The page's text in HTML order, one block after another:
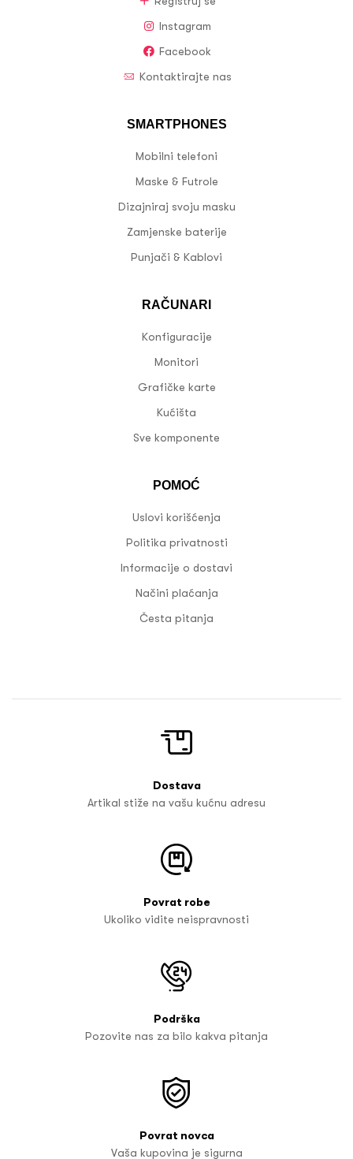
Instagram
Facebook
Kontaktirajte nas
SMARTPHONES
Mobilni telefoni
Maske & Futrole
Dizajniraj svoju masku
Zamjenske baterije
Punjači & Kablovi
RAČUNARI
Konfiguracije
Monitori
Grafičke karte
Kućišta
Sve komponente
POMOĆ
Uslovi korišćenja
Politika privatnosti
Informacije o dostavi
Načini plaćanja
Česta pitanja
Dostava
Artikal stiže na vašu kućnu adresu
Povrat robe
Ukoliko vidite neispravnosti
Podrška
Pozovite nas za bilo kakva pitanja
Povrat novca
Vaša kupovina je sigurna